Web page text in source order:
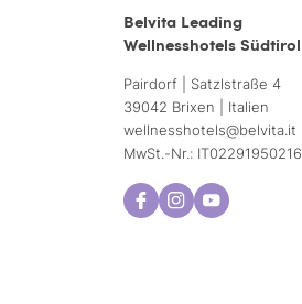
Belvita Leading
Wellnesshotels Südtirol
Pairdorf | Satzlstraße 4
39042 Brixen | Italien
wellnesshotels@belvita.it
MwSt.-Nr.: IT02291950216